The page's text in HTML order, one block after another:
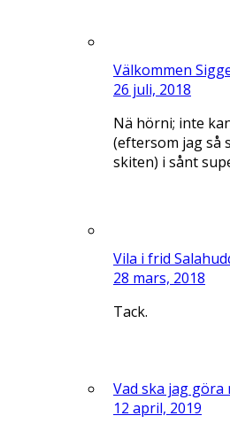
Välkommen
26 juli, 2018
Nä hörni; inte
(eftersom jag så
skiten) i sånt
Vila i frid
28 mars, 2018
Tack.
Vad ska jag göra
12 april, 2019